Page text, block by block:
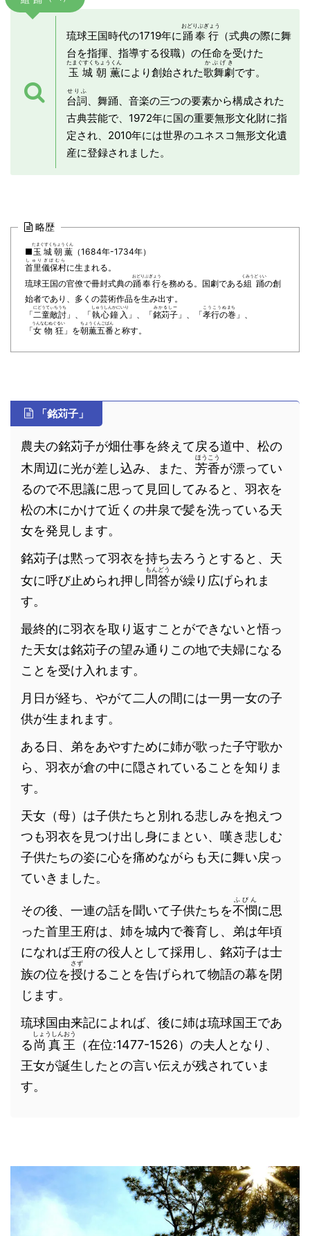
琉球王国時代の1719年に踊奉行
おどりぶぎょう
（式典の際に舞
台を指揮、指導する役職）の任命を受けた
玉城朝薫
たまぐすくちょうくん
により創始された歌舞劇
かぶげき
です。
台詞
せりふ
、舞踊、音楽の三つの要素から構成された
古典芸能で、1972年に国の重要無形文化財に指
定され、2010年には世界のユネスコ無形文化遺
産に登録されました。
略歴
■ 玉城朝薫
たまぐすくちょうくん
（1684年-1734年）
首里儀保村
しゅりぎぼむら
に生まれる。
琉球王国の官僚で冊封式典の踊奉行
おどりぶぎょう
を務める。国劇である組踊
くみうどぅい
の創
始者であり、 多くの芸術作品を生み出す。
「二童敵討
にどうてぃちうち
」、「執心鐘入
しゅうしんかにいり
」、「銘苅子
みかるしー
」、「孝行の巻
こうこうぬまち
」、
「女物狂
うんなむぬぐるい
」を朝薫五番
ちょうくんごばん
と称す。
「銘苅子」
農夫の銘苅子が畑仕事を終えて戻る道中、松の
木周辺に光が差し込み、また、 芳香
ほうこう
が漂ってい
るので不思議に思って見回してみると、羽衣を
松の木にかけて近くの井泉で髪を洗っている天
女を発見します。
銘苅子は黙って羽衣を持ち去ろうとすると、天
女に呼び止められ押し 問答
もんどう
が繰り広げられま
す。
最終的に羽衣を取り返すことができないと悟っ
た天女は銘苅子の望み通りこの地で夫婦になる
ことを受け入れます。
月日が経ち、やがて二人の間には一男一女の子
供が生まれます。
ある日、弟をあやすために姉が歌った子守歌か
ら、羽衣が倉の中に隠されていることを知りま
す。
天女（母）は子供たちと別れる悲しみを抱えつ
つも羽衣を見つけ出し身にまとい、嘆き悲しむ
子供たちの姿に心を痛めながらも天に舞い戻っ
ていきました。
その後、一連の話を聞いて子供たちを不憫
ふびん
に思
った首里王府は、姉を城内で養育し、弟は年頃
になれば王府の役人として採用し、銘苅子は士
族の位を授
さず
けることを告げられて物語の幕を閉
じます。
琉球国由来記によれば、後に姉は琉球国王であ
る尚真王
しょうしんおう
（在位:1477-1526）の夫人となり、
王女が誕生したとの言い伝えが残されていま
す。